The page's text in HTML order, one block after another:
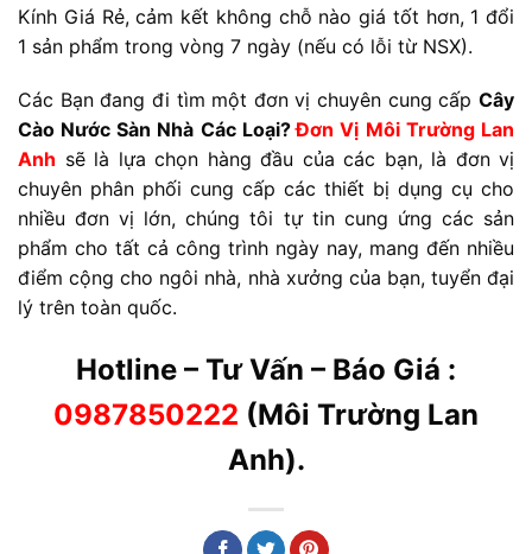
Kính Giá Rẻ, cảm kết không chỗ nào giá tốt hơn, 1 đổi
1 sản phẩm trong vòng 7 ngày (nếu có lỗi từ NSX).
Các Bạn đang đi tìm một đơn vị chuyên cung cấp Cây
Cào Nước Sàn Nhà Các Loại?Đơn Vị Môi Trường Lan
Anh sẽ là lựa chọn hàng đầu của các bạn, là đơn vị
chuyên phân phối cung cấp các thiết bị dụng cụ cho
nhiều đơn vị lớn, chúng tôi tự tin cung ứng các sản
phẩm cho tất cả công trình ngày nay, mang đến nhiều
điểm cộng cho ngôi nhà, nhà xưởng của bạn, tuyển đại
lý trên toàn quốc.
Hotline – Tư Vấn – Báo Giá :
0987850222 (Môi Trường Lan
Anh).